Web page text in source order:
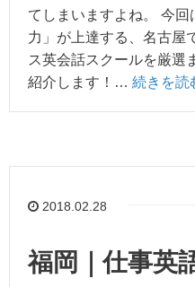
てしまいますよね。 今
力」が上達する、名古屋
ス英会話スクールを厳選
紹介します！… 続きを読
2018.02.28
福岡｜仕事英